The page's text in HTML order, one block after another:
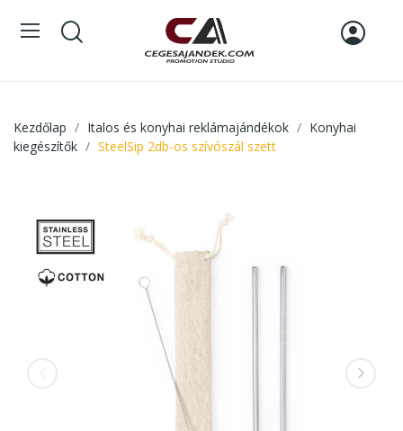
Kezdőlap Italos és konyhai reklámajándékok
Konyhai
kiegészítők
SteelSip 2db-os szívószál szett